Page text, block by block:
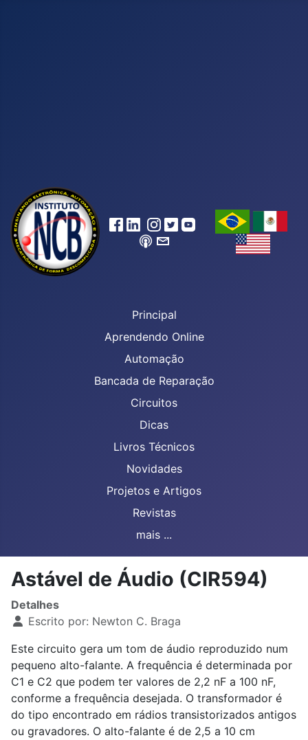
Principal
Aprendendo Online
Automação
Bancada de Reparação
Circuitos
Dicas
Livros Técnicos
Novidades
Projetos e Artigos
Revistas
mais ...
Astável de Áudio (CIR594)
Detalhes
Escrito por: Newton C. Braga
Este circuito gera um tom de áudio reproduzido num
pequeno alto-falante. A frequência é determinada por
C1 e C2 que podem ter valores de 2,2 nF a 100 nF,
conforme a frequência desejada. O transformador é
do tipo encontrado em rádios transistorizados antigos
ou gravadores. O alto-falante é de 2,5 a 10 cm